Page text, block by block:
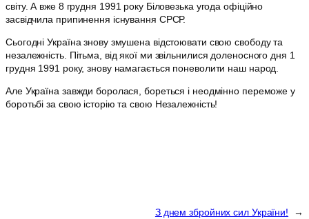
світу. А вже 8 грудня 1991 року Біловезька угода офіційно
засвідчила припинення існування СРСР.
Сьогодні Україна знову змушена відстоювати свою свободу та
незалежність. Пітьма, від якої ми звільнилися доленосного дня 1
грудня 1991 року, знову намагається поневолити наш народ.
Але Україна завжди боролася, бореться і неодмінно переможе у
боротьбі за свою історію та свою Незалежність!
З днем збройних сил України! →